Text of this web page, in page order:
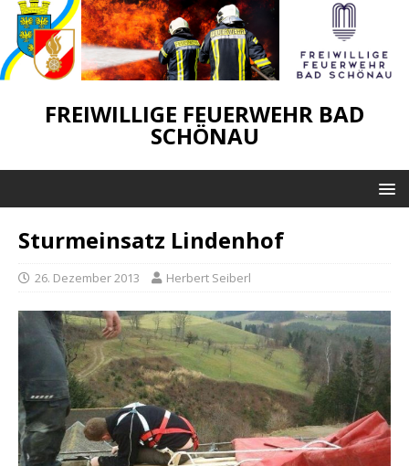
FREIWILLIGE FEUERWEHR BAD
SCHÖNAU
Sturmeinsatz Lindenhof
26. Dezember 2013 Herbert Seiberl